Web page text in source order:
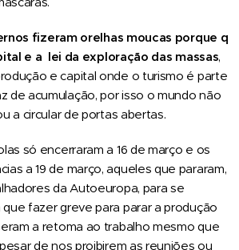
fizeram orelhas moucas porque q
e a lei da exploração das massas,
e capital onde o turismo é parte
de acumulação, por isso o mundo não
a circular de portas abertas.
só encerraram a 16 de março e os
a 19 de março, aqueles que pararam,
da Autoeuropa, para se
fazer greve para parar a produção
a retoma ao trabalho mesmo que
de nos proibirem as reuniões ou